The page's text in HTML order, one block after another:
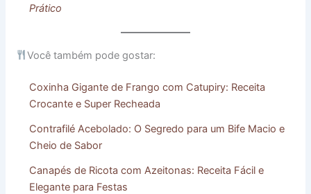
Prático
Você também pode gostar:
Coxinha Gigante de Frango com Catupiry: Receita
Crocante e Super Recheada
Contrafilé Acebolado: O Segredo para um Bife Macio e
Cheio de Sabor
Canapés de Ricota com Azeitonas: Receita Fácil e
Elegante para Festas